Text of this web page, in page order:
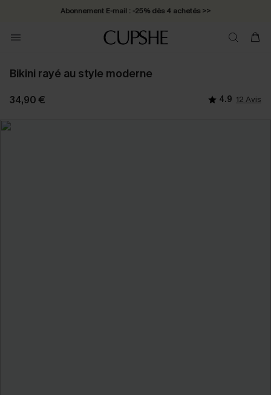
Abonnement E-mail : -25% dès 4 achetés >>
Bikini rayé au style moderne
34,90 € 4.9 12 Avis